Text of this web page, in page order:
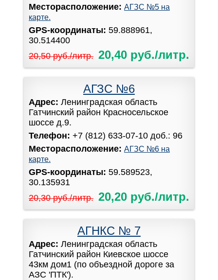
Месторасположение: АГЗС №5 на
карте.
GPS-координаты: 59.888961,
30.514400
20,50 руб./литр. 20,40 руб./литр.
АГЗС №6
Адрес: Ленинградская область
Гатчинский район Красносельское
шоссе д.9.
Телефон: +7 (812) 633-07-10 доб.: 96
Месторасположение: АГЗС №6 на
карте.
GPS-координаты: 59.589523,
30.135931
20,30 руб./литр. 20,20 руб./литр.
АГНКС № 7
Адрес: Ленинградская область
Гатчинский район Киевское шоссе
43км дом1 (по объездной дороге за
АЗС 'ПТК').